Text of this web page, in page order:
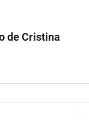
de Cristina